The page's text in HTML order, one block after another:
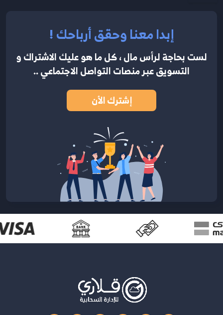
إبدا معنا وحقق أرباحك !
لست بحاجة لرأس مال ، كل ما هو عليك الاشتراكو
التسويق عبر منصات التواصل الاجتماعي ..
إشترك الأن